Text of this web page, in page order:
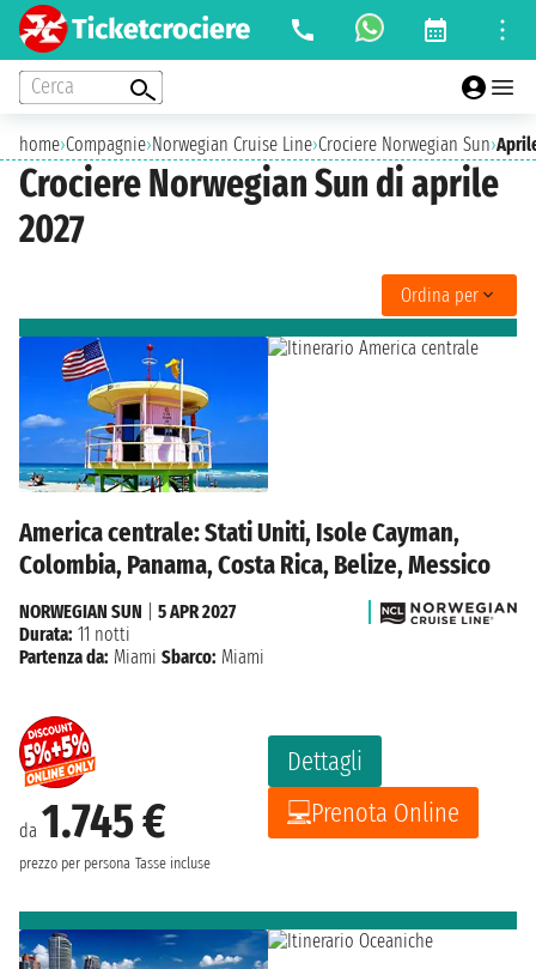
Cerca
home›Compagnie›Norwegian Cruise Line›Crociere Norwegian Sun›
Crociere Norwegian Sun di aprile
2027
Ordina per
America centrale: Stati Uniti, Isole Cayman,
Colombia, Panama, Costa Rica, Belize, Messico
da 1.745 €
prezzo per persona Tasse incluse
Dettagli
Prenota Online
NORWEGIAN SUN
5 APR 2027
Durata: 11 notti
Partenza da: Miami Sbarco: Miami